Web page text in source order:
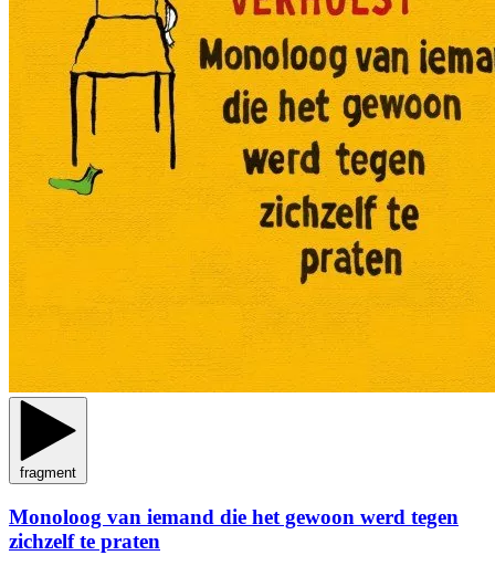
fragment
Monoloog van iemand die het gewoon werd tegen
zichzelf te praten